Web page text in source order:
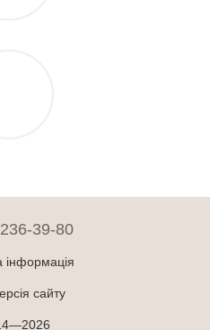
39-80
інформація
сайту